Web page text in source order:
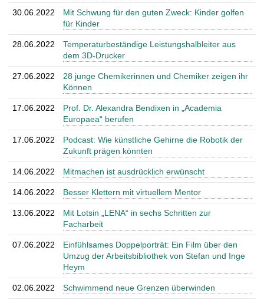
30.06.2022
Mit Schwung für den guten Zweck: Kinder golfen
für Kinder
28.06.2022
Temperaturbeständige Leistungshalbleiter aus
dem 3D-Drucker
27.06.2022
28 junge Chemikerinnen und Chemiker zeigen ihr
Können
17.06.2022
Prof. Dr. Alexandra Bendixen in „Academia
Europaea“ berufen
17.06.2022
Podcast: Wie künstliche Gehirne die Robotik der
Zukunft prägen könnten
14.06.2022 Mitmachen ist ausdrücklich erwünscht
14.06.2022 Besser Klettern mit virtuellem Mentor
13.06.2022
Mit Lotsin „LENA“ in sechs Schritten zur
Facharbeit
07.06.2022
Einfühlsames Doppelporträt: Ein Film über den
Umzug der Arbeitsbibliothek von Stefan und Inge
Heym
02.06.2022 Schwimmend neue Grenzen überwinden